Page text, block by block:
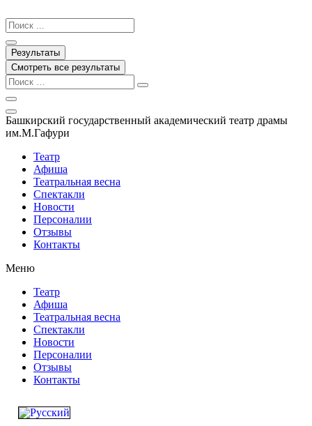
к
содержимому
Search
...
Результаты
Смотреть все результаты
Башкирский государственный академический театр драмы
им.М.Гафури
Театр
Афиша
Театральная весна
Спектакли
Новости
Персоналии
Отзывы
Контакты
Меню
Театр
Афиша
Театральная весна
Спектакли
Новости
Персоналии
Отзывы
Контакты